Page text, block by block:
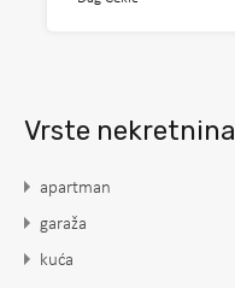
Vrste nekretnina
apartman
garaža
kuća